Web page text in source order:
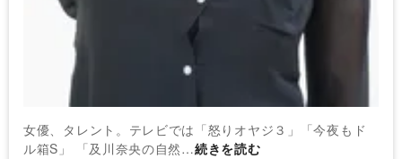
女優、タレント。テレビでは「怒りオヤジ３」「今夜もド
ル箱S」 「及川奈央の自然…続きを読む